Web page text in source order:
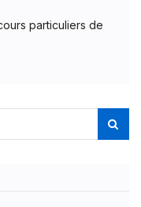
particuliers de